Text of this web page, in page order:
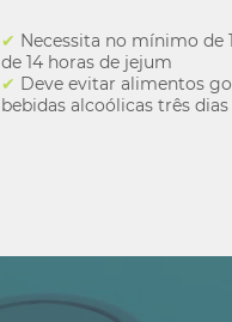
✔ Necessita no mínimo de
de 14 horas de jejum
✔ Deve evitar alimentos
bebidas alcoólicas três